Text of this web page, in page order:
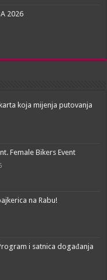
2026
koja mijenja putovanja
Female Bikers Event
na Rabu!
i satnica događanja